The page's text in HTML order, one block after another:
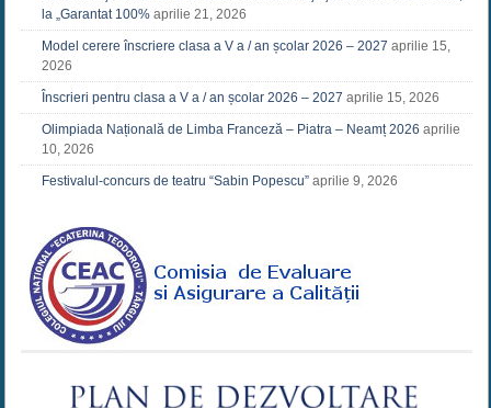
la „Garantat 100% aprilie 21, 2026
Model cerere înscriere clasa a V a / an școlar 2026 – 2027 aprilie 15,
2026
Înscrieri pentru clasa a V a / an școlar 2026 – 2027 aprilie 15, 2026
Olimpiada Națională de Limba Franceză – Piatra – Neamț 2026 aprilie
10, 2026
Festivalul-concurs de teatru “Sabin Popescu” aprilie 9, 2026